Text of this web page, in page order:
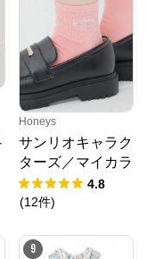
Honeys
サンリオキャラク
ターズ／マイカラ
ーソックス4.8
(12件)
9